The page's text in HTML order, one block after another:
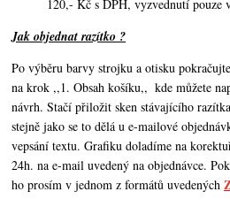
120,- Kč s DPH, vyzvednutí pouze
Jak objednat razítko ?
Po výběru barvy strojku a otisku
na krok ,,1. Obsah košíku,, kde můžete
návrh. Stačí přiložit sken stávajícího
stejně jako se to dělá u e-mailové
vepsání textu. Grafiku doladíme na
24h. na e-mail uvedený na objednávce.
ho prosím v jednom z formátů uvedených